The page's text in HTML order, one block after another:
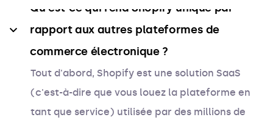
Qu'est-ce qui rend Shopify unique par
rapport aux autres plateformes de
commerce électronique ?
Tout d'abord, Shopify est une solution SaaS
(c'est-à-dire que vous louez la plateforme en
tant que service) utilisée par des millions de